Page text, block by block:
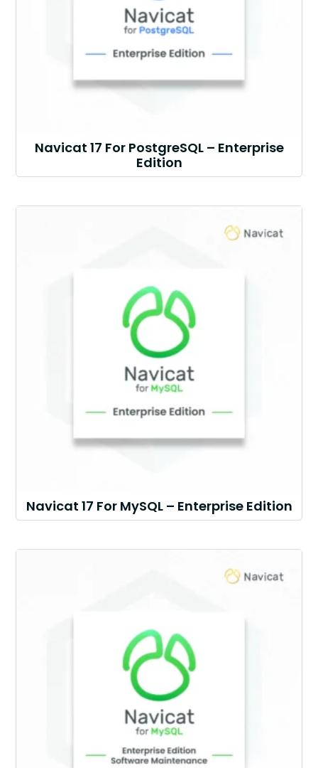
Navicat 17 For PostgreSQL – Enterprise
Edition
Navicat 17 For MySQL – Enterprise Edition